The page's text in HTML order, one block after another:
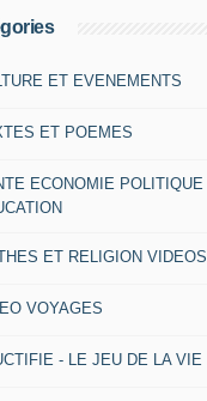
ET EVENEMENTS
ET POEMES
ECONOMIE POLITIQUE
ET RELIGION VIDEOS
VOYAGES
- LE JEU DE LA VIE